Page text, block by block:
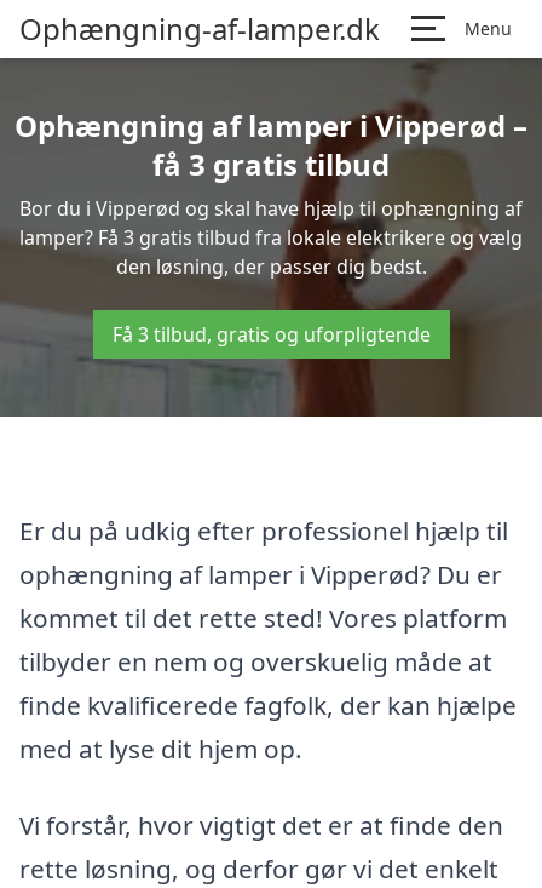
Ophængning-af-lamper.dk Menu
Ophængning af lamper i Vipperød –
få 3 gratis tilbud
Bor du i Vipperød og skal have hjælp til ophængning af
lamper? Få 3 gratis tilbud fra lokale elektrikere og vælg
den løsning, der passer dig bedst.
Få 3 tilbud, gratis og uforpligtende
Er du på udkig efter professionel hjælp til
ophængning af lamper i Vipperød? Du er
kommet til det rette sted! Vores platform
tilbyder en nem og overskuelig måde at
finde kvalificerede fagfolk, der kan hjælpe
med at lyse dit hjem op.
Vi forstår, hvor vigtigt det er at finde den
rette løsning, og derfor gør vi det enkelt